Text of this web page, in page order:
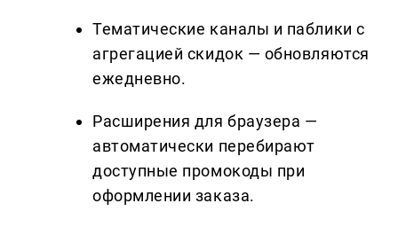
Тематические каналы и паблики с
агрегацией скидок — обновляются
ежедневно.
Расширения для браузера —
автоматически перебирают
доступные промокоды при
оформлении заказа.